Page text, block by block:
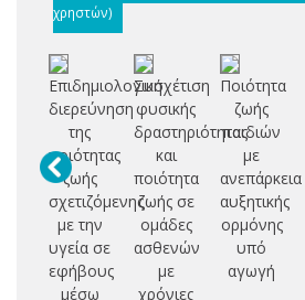
χρηστών)
Επιδημιολογική
διερεύνηση
της
ποιότητας
ζωής
σχετιζόμενης
με την
υγεία σε
εφήβους
μέσω
Συσχέτιση
φυσικής
δραστηριότητας
και
ποιότητα
ζωής σε
ομάδες
ασθενών
με
χρόνιες
Ποιότητα
ζωής
παιδιών
με
ανεπάρκεια
αυξητικής
ορμόνης
υπό
αγωγή